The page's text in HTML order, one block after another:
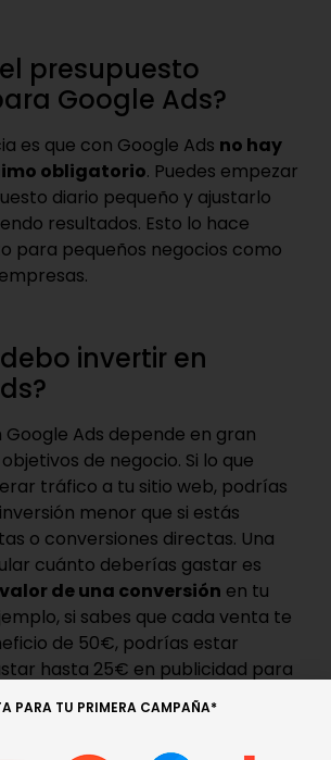
presupuesto
Google Ads?
es que con Google Ads no hay
obligatorio. Puedes empezar
diario pequeño y ajustarlo
resultados. Esto lo hace
para pequeños negocios como
invertir en
Google Ads depende en gran
de negocio. Si lo que
tráfico a tu sitio web, podrías
menor que si estás
o conversiones directas. Una
cuánto deberías gastar es
valor de una conversión en tu
si sabes que cada venta te
de 50€, podrías estar
hasta 25€ en publicidad para
A esto se le llama
tu presupuesto en Google Ads.
PARA TU PRIMERA CAMPAÑA*